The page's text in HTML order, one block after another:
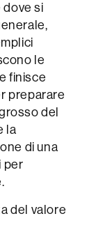
dove si
le
finisce
preparare
del
la
di una
per
del valore